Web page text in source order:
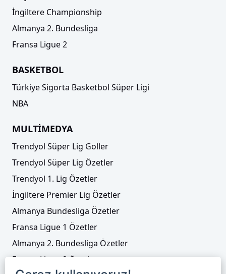
İngiltere Championship
Almanya 2. Bundesliga
Fransa Ligue 2
BASKETBOL
Türkiye Sigorta Basketbol Süper Ligi
NBA
MULTİMEDYA
Trendyol Süper Lig Goller
Trendyol Süper Lig Özetler
Trendyol 1. Lig Özetler
İngiltere Premier Lig Özetler
Almanya Bundesliga Özetler
Fransa Ligue 1 Özetler
Almanya 2. Bundesliga Özetler
Fransa Ligue 2 Özetler